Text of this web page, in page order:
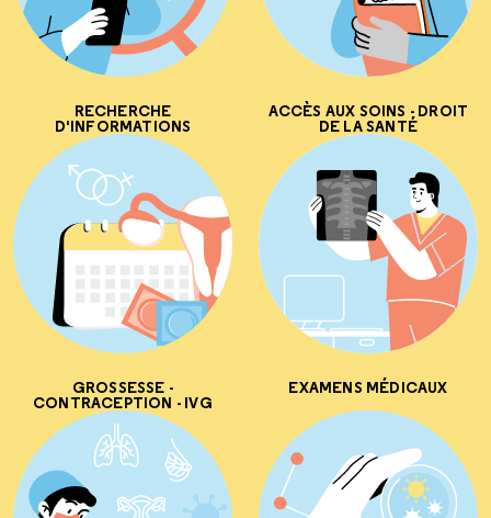
RECHERCHE
D'INFORMATIONS
ACCÈS AUX SOINS - DROIT
DE LA SANTÉ
GROSSESSE -
CONTRACEPTION - IVG
EXAMENS MÉDICAUX